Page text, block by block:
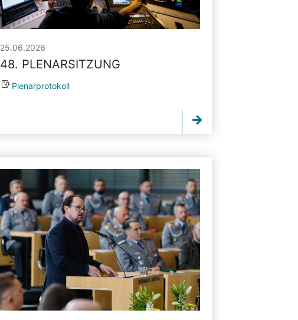
25.06.2026
48. PLENARSITZUNG
Plenarprotokoll